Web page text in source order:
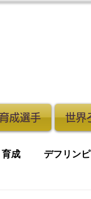
成選手 世界
成 デフリン